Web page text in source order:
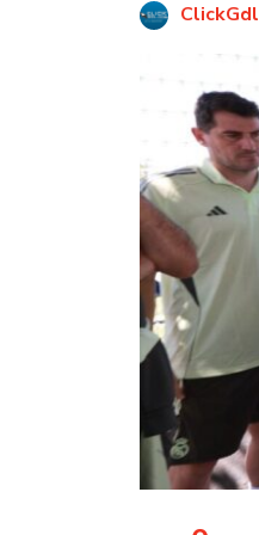
ClickGdl